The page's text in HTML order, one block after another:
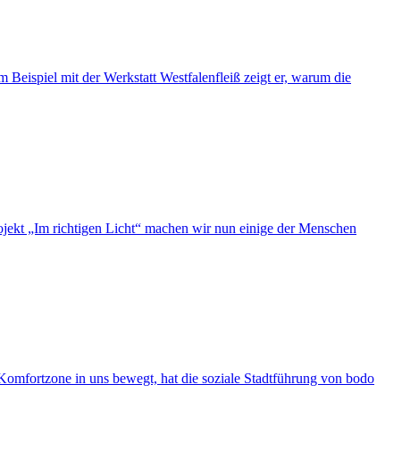
Beispiel mit der Werkstatt Westfalenfleiß zeigt er, warum die
„Im richtigen Licht“ machen wir nun einige der Menschen
in uns bewegt, hat die soziale Stadtführung von bodo